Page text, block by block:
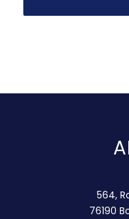
564,
76190